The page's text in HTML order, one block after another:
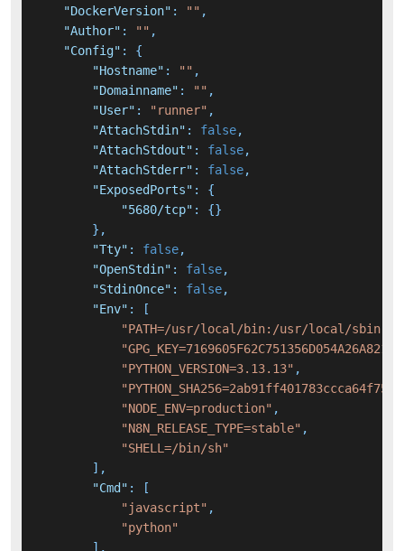
"DockerVersion" : "" ,
"Author" : "" ,
"Config" :
{
"Hostname" : "" ,
"Domainname" : "" ,
"User" : "runner" ,
"AttachStdin" : false,
"AttachStdout" : false,
"AttachStderr" : false,
"ExposedPorts" :
{
"5680/tcp" : {}
} ,
"Tty" : false,
"OpenStdin" : false,
"StdinOnce" : false,
"Env" :
[
"PATH=/usr/local/bin:/usr/local/
"PYTHON_VERSION=3.13.13" ,
"NODE_ENV=production" ,
"N8N_RELEASE_TYPE=stable" ,
"SHELL=/bin/sh"
] ,
"Cmd" :
[
"javascript" ,
"python"
] ,